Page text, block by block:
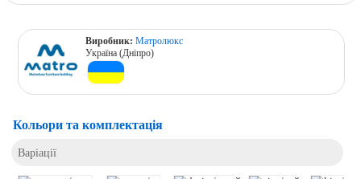
Виробник:Матролюкс
Україна (Дніпро)
Кольори та комплектація
Варіації